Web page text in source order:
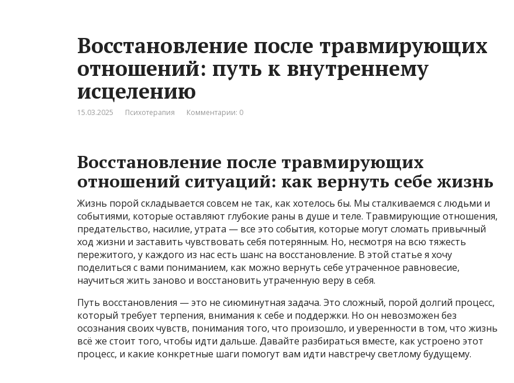
Восстановление после травмирующих
отношений: путь к внутреннему
исцелению
15.03.2025 Психотерапия Комментарии: 0
Восстановление после травмирующих
отношений ситуаций: как вернуть себе жизнь
Жизнь порой складывается совсем не так, как хотелось бы. Мы сталкиваемся с людьми и
событиями, которые оставляют глубокие раны в душе и теле. Травмирующие отношения,
предательство, насилие, утрата — все это события, которые могут сломать привычный
ход жизни и заставить чувствовать себя потерянным. Но, несмотря на всю тяжесть
пережитого, у каждого из нас есть шанс на восстановление. В этой статье я хочу
поделиться с вами пониманием, как можно вернуть себе утраченное равновесие,
научиться жить заново и восстановить утраченную веру в себя.
Путь восстановления — это не сиюминутная задача. Это сложный, порой долгий процесс,
который требует терпения, внимания к себе и поддержки. Но он невозможен без
осознания своих чувств, понимания того, что произошло, и уверенности в том, что жизнь
всё же стоит того, чтобы идти дальше. Давайте разбираться вместе, как устроено этот
процесс, и какие конкретные шаги помогут вам идти навстречу светлому будущему.